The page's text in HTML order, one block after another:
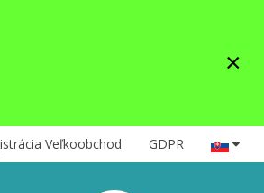
×
Veľkoobchod GDPR